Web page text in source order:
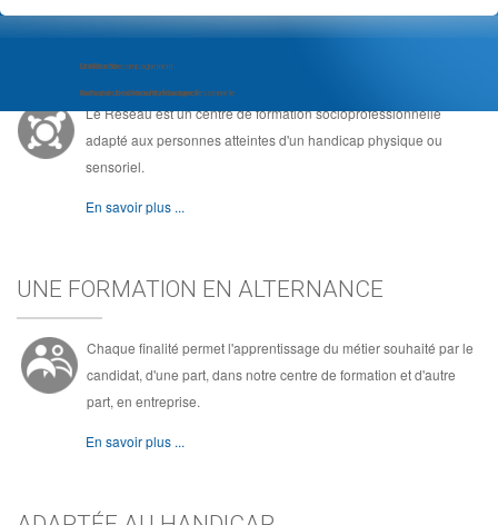
Module d'Accompagnement
au Projet d'Insertion Professionnelle
Com'Com'bre
Formation de Community Manager
Le Réseau
Au coeur de la formation socioprofessionnelle
Le Réseau est un centre de formation socioprofessionnelle
adapté aux personnes atteintes d'un handicap physique ou
sensoriel.
En savoir plus ...
UNE FORMATION EN ALTERNANCE
Chaque finalité permet l'apprentissage du métier souhaité par le
candidat, d'une part, dans notre centre de formation et d'autre
part, en entreprise.
En savoir plus ...